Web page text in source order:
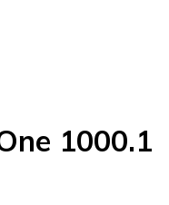
1000.1